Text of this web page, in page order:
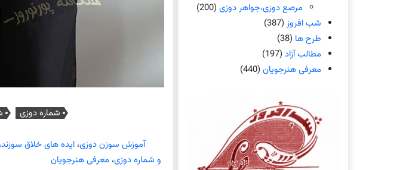
شماره دوزی
آموزش سوزن دوزی،ایده های خلاق
و شماره دوزی،معرفی هنرجویان
مرصع دوزی،جواهر دوزی (200)
شب افروز (387)
طرح ها (38)
مطالب آزاد (197)
معرفی هنرجویان (440)